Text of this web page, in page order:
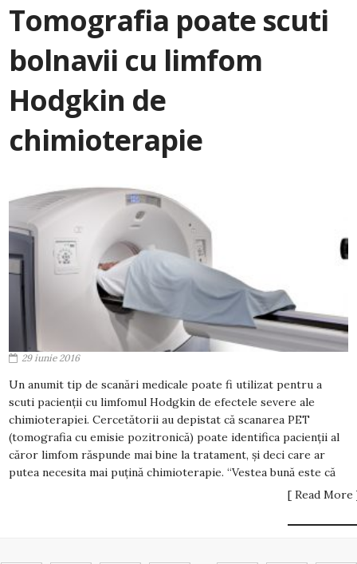
Tomografia poate scuti
bolnavii cu limfom
Hodgkin de
chimioterapie
29 iunie 2016
Un anumit tip de scanări medicale poate fi utilizat pentru a
scuti pacienții cu limfomul Hodgkin de efectele severe ale
chimioterapiei. Cercetătorii au depistat că scanarea PET
(tomografia cu emisie pozitronică) poate identifica pacienții al
căror limfom răspunde mai bine la tratament, și deci care ar
putea necesita mai puțină chimioterapie. “Vestea bună este că
[ Read More